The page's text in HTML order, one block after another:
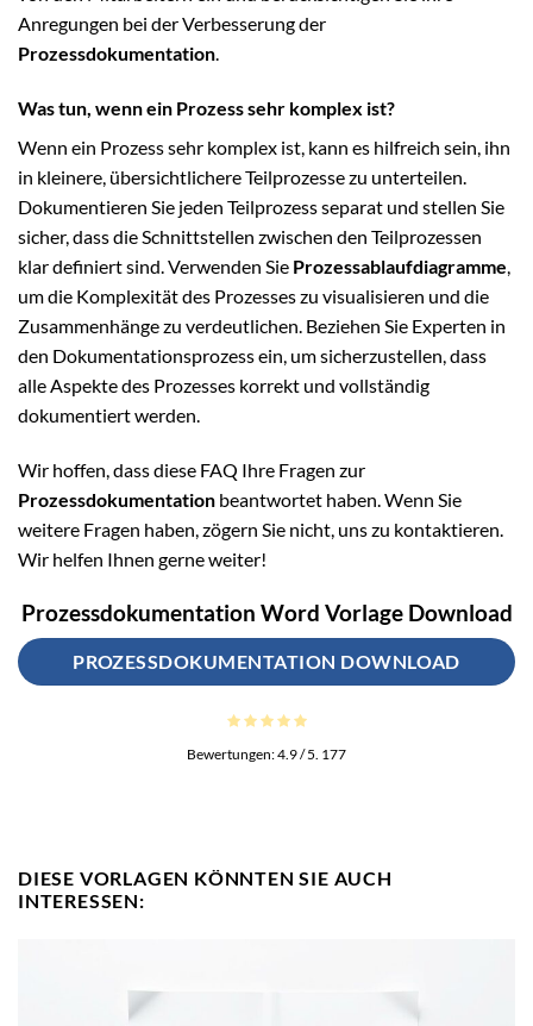
Anregungen bei der Verbesserung der
Prozessdokumentation.
Was tun, wenn ein Prozess sehr komplex ist?
Wenn ein Prozess sehr komplex ist, kann es hilfreich sein, ihn
in kleinere, übersichtlichere Teilprozesse zu unterteilen.
Dokumentieren Sie jeden Teilprozess separat und stellen Sie
sicher, dass die Schnittstellen zwischen den Teilprozessen
klar definiert sind. Verwenden Sie Prozessablaufdiagramme,
um die Komplexität des Prozesses zu visualisieren und die
Zusammenhänge zu verdeutlichen. Beziehen Sie Experten in
den Dokumentationsprozess ein, um sicherzustellen, dass
alle Aspekte des Prozesses korrekt und vollständig
dokumentiert werden.
Wir hoffen, dass diese FAQ Ihre Fragen zur
Prozessdokumentation beantwortet haben. Wenn Sie
weitere Fragen haben, zögern Sie nicht, uns zu kontaktieren.
Wir helfen Ihnen gerne weiter!
Prozessdokumentation Word Vorlage Download
PROZESSDOKUMENTATION DOWNLOAD
Bewertungen:4.9/ 5. 177
DIESE VORLAGEN KÖNNTEN SIE AUCH
INTERESSEN: